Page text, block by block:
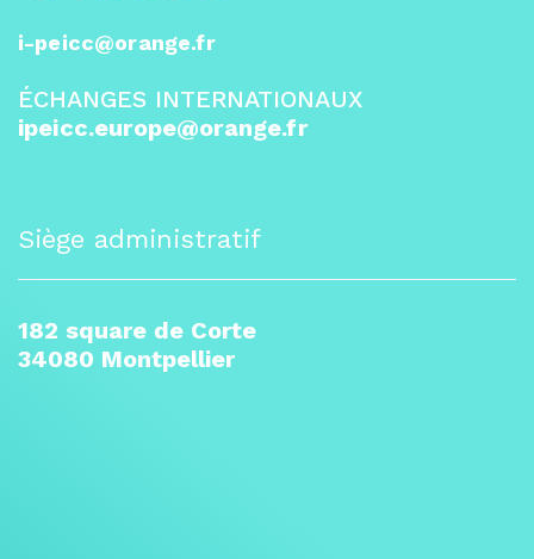
i-peicc@orange.fr
ÉCHANGES INTERNATIONAUX
ipeicc.europe@orange.fr
Siège administratif
182 square de Corte
34080 Montpellier